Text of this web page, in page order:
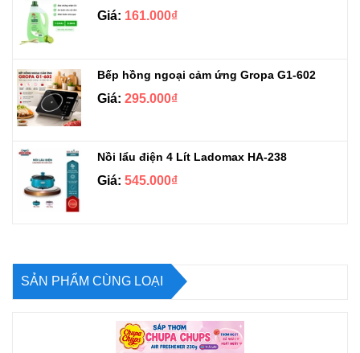
Giá: 161.000₫
Bếp hồng ngoại cảm ứng Gropa G1-602
Giá: 295.000₫
Nồi lẩu điện 4 Lít Ladomax HA-238
Giá: 545.000₫
SẢN PHẨM CÙNG LOẠI